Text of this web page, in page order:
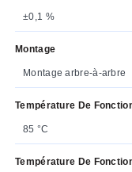
±0,1 %
Montage
Montage arbre-à-arbre
Température De
85 °C
Température De